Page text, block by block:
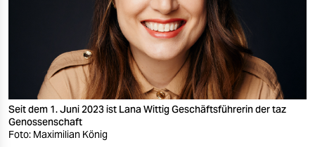
fragen & hilfe
unterstützen
abo
genossenschaft
Seit dem 1. Juni 2023 ist Lana Wittig Geschäftsführerin der taz
Genossenschaft
Foto: Maximilian König